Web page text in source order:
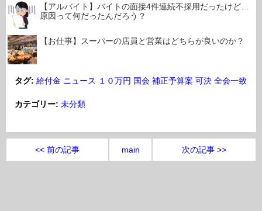
【アルバイト】バイトの面接4件連続不採用だったけど…
原因って何だったんだろう？
【お仕事】スーパーの店員と営業はどちらが良いのか？
タグ: 給付金 ニュース １０万円 国会 補正予算案 可決 全会一致
カテゴリー: 未分類
<< 前の記事 main 次の記事 >>